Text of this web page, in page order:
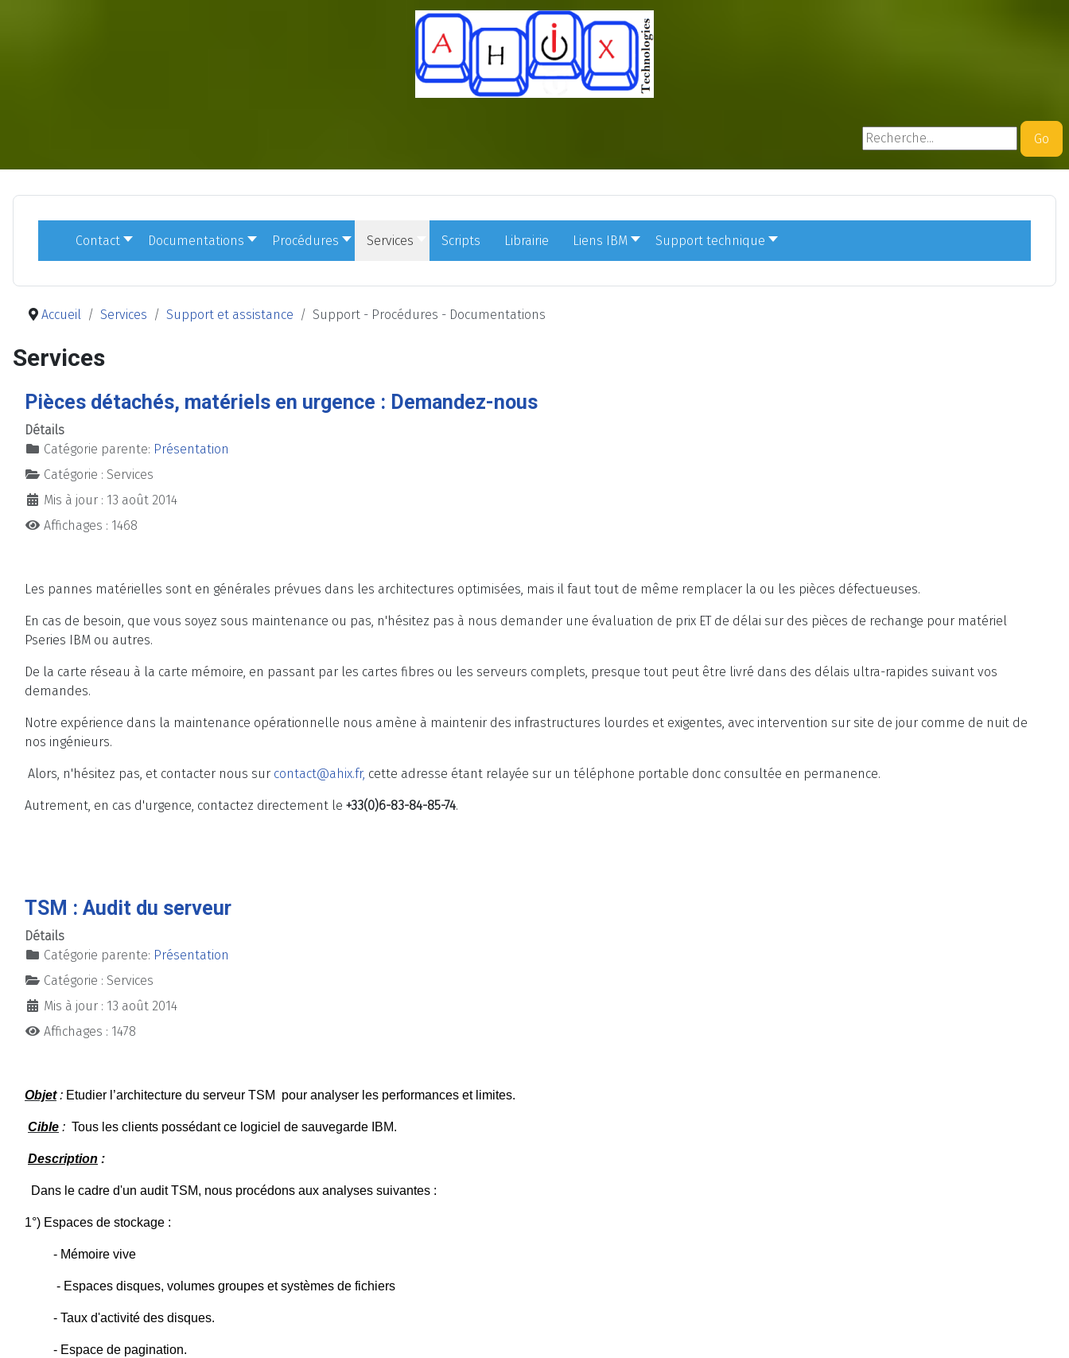
Rechercher
Go
Contact Documentations Procédures Services Scripts Librairie Liens IBM Support technique
Accueil Services Support et assistance Support - Procédures - Documentations
Services
Pièces détachés, matériels en urgence : Demandez-nous
Détails
Catégorie parente: Présentation
Catégorie : Services
Mis à jour : 13 août 2014
Affichages : 1468
Les pannes matérielles sont en générales prévues dans les architectures optimisées, mais il faut tout de même remplacer la ou les pièces défectueuses.
En cas de besoin, que vous soyez sous maintenance ou pas, n'hésitez pas à nous demander une évaluation de prix ET de délai sur des pièces de rechange pour matériel
Pseries IBM ou autres.
De la carte réseau à la carte mémoire, en passant par les cartes fibres ou les serveurs complets, presque tout peut être livré dans des délais ultra-rapides suivant vos
demandes.
Notre expérience dans la maintenance opérationnelle nous amène à maintenir des infrastructures lourdes et exigentes, avec intervention sur site de jour comme de nuit de
nos ingénieurs.
Alors, n'hésitez pas, et contacter nous sur contact@ahix.fr, cette adresse étant relayée sur un téléphone portable donc consultée en permanence.
Autrement, en cas d'urgence, contactez directement le +33(0)6-83-84-85-74.
TSM : Audit du serveur
Détails
Catégorie parente: Présentation
Catégorie : Services
Mis à jour : 13 août 2014
Affichages : 1478
Objet: Etudier l’architecture du serveur TSM pour analyser les performances et limites.
Cible : Tous les clients possédant ce logiciel de sauvegarde IBM.
Description :
Dans le cadre d'un audit TSM, nous procédons aux analyses suivantes :
1°) Espaces de stockage :
- Mémoire vive
- Espaces disques, volumes groupes et systèmes de fichiers
- Taux d'activité des disques.
- Espace de pagination.